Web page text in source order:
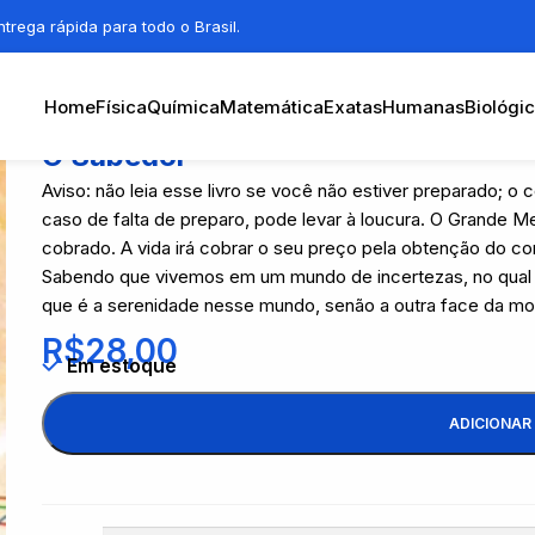
rápida para todo o Brasil.
HomeFísicaQuímicaMatemáticaExatasHumanas
O Sabedor
Aviso: não leia esse livro se você não estiver preparado; o
caso de falta de preparo, pode levar à loucura. O Grande
cobrado. A vida irá cobrar o seu preço pela obtenção do
Sabendo que vivemos em um mundo de incertezas, no
que é a serenidade nesse mundo, senão a outra face da
R$28,00
Em estoque